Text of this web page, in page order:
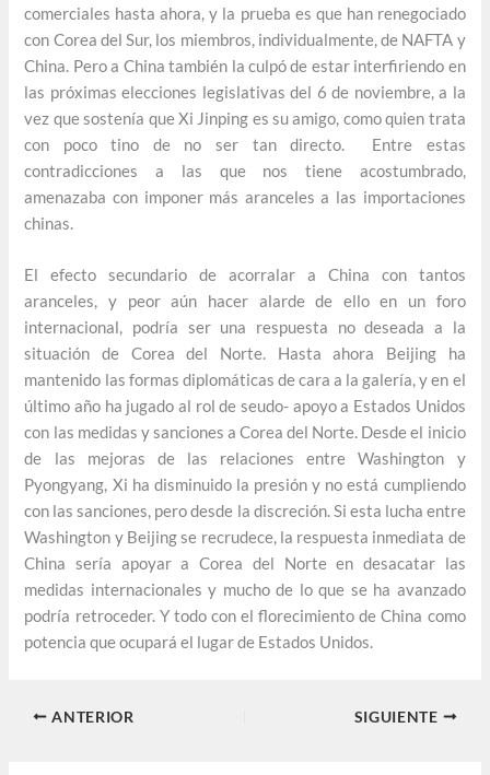
comerciales hasta ahora, y la prueba es que han renegociado
con Corea del Sur, los miembros, individualmente, de NAFTA y
China. Pero a China también la culpó de estar interfiriendo en
las próximas elecciones legislativas del 6 de noviembre, a la
vez que sostenía que Xi Jinping es su amigo, como quien trata
con poco tino de no ser tan directo. Entre estas
contradicciones a las que nos tiene acostumbrado,
amenazaba con imponer más aranceles a las importaciones
chinas.
El efecto secundario de acorralar a China con tantos
aranceles, y peor aún hacer alarde de ello en un foro
internacional, podría ser una respuesta no deseada a la
situación de Corea del Norte. Hasta ahora Beijing ha
mantenido las formas diplomáticas de cara a la galería, y en el
último año ha jugado al rol de seudo- apoyo a Estados Unidos
con las medidas y sanciones a Corea del Norte. Desde el inicio
de las mejoras de las relaciones entre Washington y
Pyongyang, Xi ha disminuido la presión y no está cumpliendo
con las sanciones, pero desde la discreción. Si esta lucha entre
Washington y Beijing se recrudece, la respuesta inmediata de
China sería apoyar a Corea del Norte en desacatar las
medidas internacionales y mucho de lo que se ha avanzado
podría retroceder. Y todo con el florecimiento de China como
potencia que ocupará el lugar de Estados Unidos.
ANTERIOR SIGUIENTE